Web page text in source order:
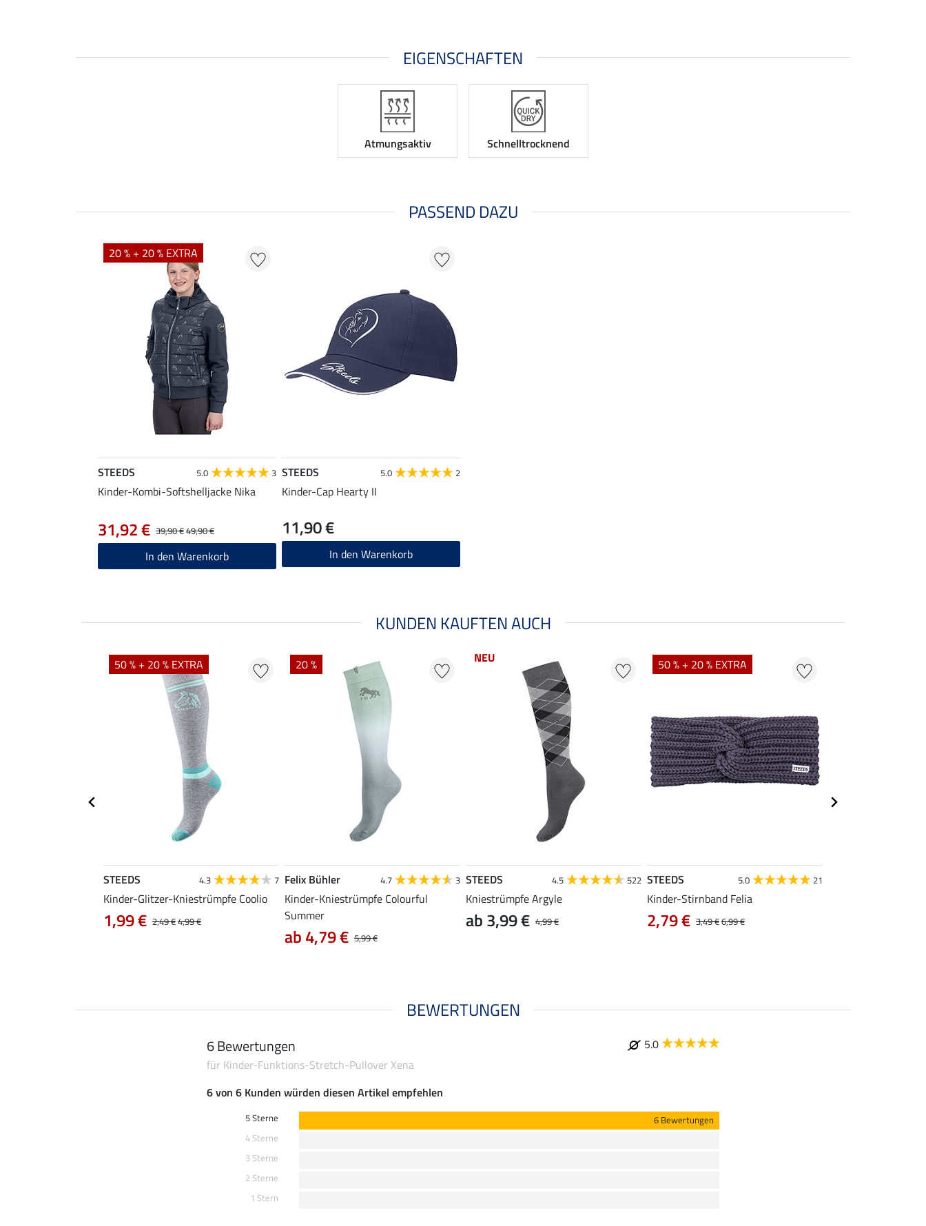
EIGENSCHAFTEN
Atmungsaktiv Schnelltrocknend
PASSEND DAZU
20 % + 20 % EXTRA
STEEDS 5.0 3
Kinder-Kombi-Softshelljacke Nika
39,90 €49,90 €
31,92 €
In den Warenkorb
STEEDS 5.0 2
Kinder-Cap Hearty II
11,90 €
In den Warenkorb
KUNDEN KAUFTEN AUCH
50 % + 20 % EXTRA
STEEDS 4.3 7
Kinder-Glitzer-Kniestrümpfe Coolio
2,49 €4,99 €
1,99 €
20 %
Felix Bühler 4.7 3
Kinder-Kniestrümpfe Colourful
Summer
5,99 €
ab 4,79 €
NEU
STEEDS 4.5 522
Kniestrümpfe Argyle
4,99 €
ab 3,99 €
50 % + 20 % EXTRA
STEEDS 5.0 21
Kinder-Stirnband Felia
3,49 €6,99 €
2,79 €
BEWERTUNGEN
6 Bewertungen
5.0
für Kinder-Funktions-Stretch-Pullover Xena
6 von 6 Kunden würden diesen Artikel empfehlen
5 Sterne
6 Bewertungen
4 Sterne
3 Sterne
2 Sterne
1 Stern